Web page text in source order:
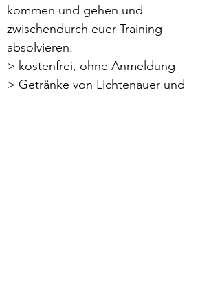
kommen und gehen und
zwischendurch euer Training
absolvieren.
> kostenfrei, ohne Anmeldung
> Getränke von Lichtenauer und